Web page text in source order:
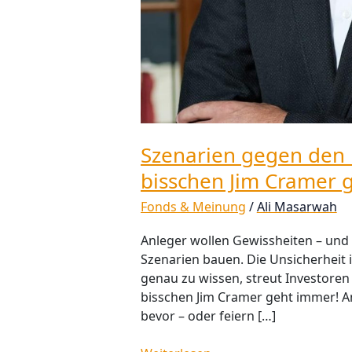
Szenarien gegen
bisschen Jim Cramer
Fonds & Meinung /Ali Masarwah
Anleger wollen Gewissheiten –
Szenarien bauen. Die
genau zu wissen, streut
bisschen Jim Cramer geht immer!
bevor – oder feiern […]